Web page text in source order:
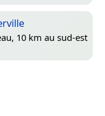
10 km au sud-est